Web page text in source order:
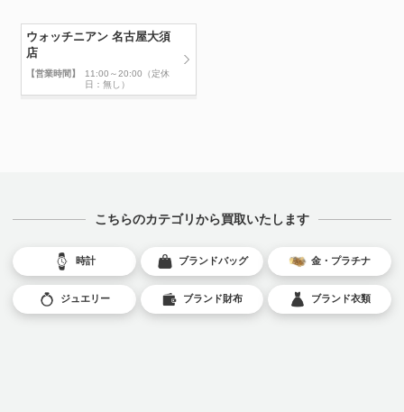
ウォッチニアン 名古屋大須
店
【営業時間】
11:00～20:00（定休
日：無し）
こちらのカテゴリから買取いたします
時計 ブランドバッグ 金・プラチナ
ジュエリー ブランド財布 ブランド衣類